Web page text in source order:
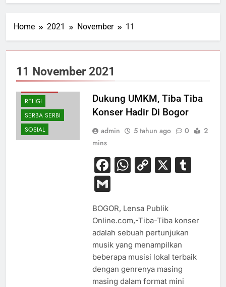
Home 2021 November 11
11 November 2021
PENDIDIKAN
RELIGI
SERBA SERBI
SOSIAL
Dukung UMKM, Tiba Tiba
Konser Hadir Di Bogor
admin 5 tahun ago 0
2
mins
Facebook
WhatsApp
Copy
X
Gmail
BOGOR, Lensa Publik
Online.com,-Tiba-Tiba konser
adalah sebuah pertunjukan
musik yang menampilkan
beberapa musisi lokal terbaik
dengan genrenya masing
masing dalam format mini